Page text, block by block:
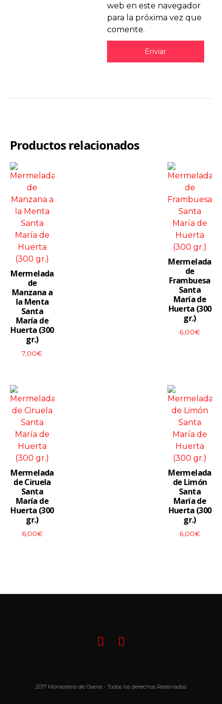
web en este navegador
para la próxima vez que
comente.
Productos relacionados
View
Mermelada
de
Manzana a
la Menta
Santa
María de
Huerta (300
gr.)
7,00€
View
More
Mermelada
de
Frambuesa
Santa
María de
Huerta (300
gr.)
6,00€
View
More
Mermelada
de Ciruela
Santa
María de
Huerta (300
gr.)
6,00€
View
More
Mermelada
de Limón
Santa
María de
Huerta (300
gr.)
6,00€
2017 Monasterio de Oseira - Todos los derechos Reservados